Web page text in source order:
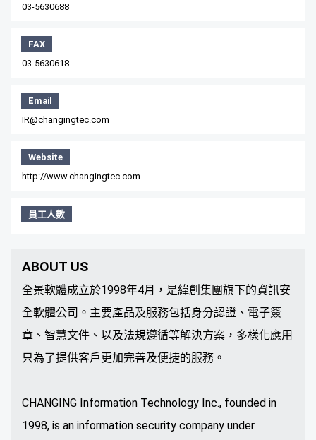
03-5630688
FAX
03-5630618
Email
IR@changingtec.com
Website
http://www.changingtec.com
員工人數
ABOUT US
全景軟體成立於1998年4月，是緯創集團旗下的資訊安
全軟體公司。主要產品及服務包括身分認證、電子簽
章、智慧文件、以及法規遵循等解決方案，多樣化應用
只為了提供客戶更加完善及便捷的服務。
CHANGING Information Technology Inc., founded in
1998, is an information security company under